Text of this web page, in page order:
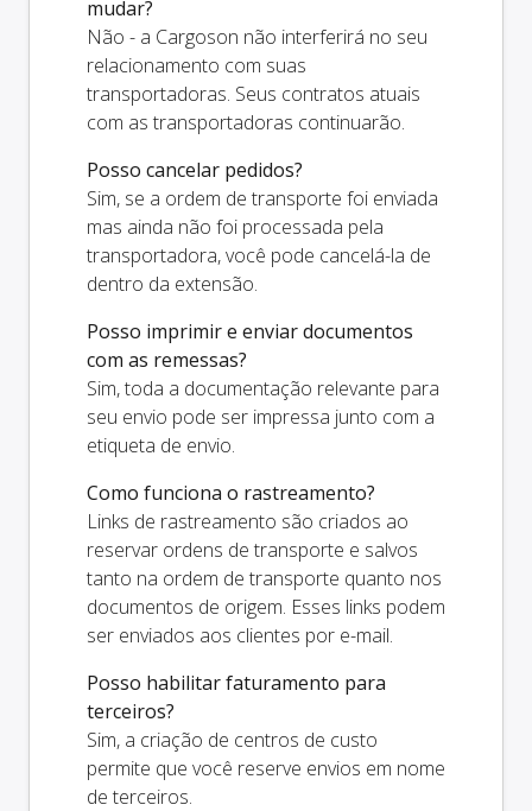
mudar?
Não - a Cargoson não interferirá no seu
relacionamento com suas
transportadoras. Seus contratos atuais
com as transportadoras continuarão.
Posso cancelar pedidos?
Sim, se a ordem de transporte foi enviada
mas ainda não foi processada pela
transportadora, você pode cancelá-la de
dentro da extensão.
Posso imprimir e enviar documentos
com as remessas?
Sim, toda a documentação relevante para
seu envio pode ser impressa junto com a
etiqueta de envio.
Como funciona o rastreamento?
Links de rastreamento são criados ao
reservar ordens de transporte e salvos
tanto na ordem de transporte quanto nos
documentos de origem. Esses links podem
ser enviados aos clientes por e-mail.
Posso habilitar faturamento para
terceiros?
Sim, a criação de centros de custo
permite que você reserve envios em nome
de terceiros.